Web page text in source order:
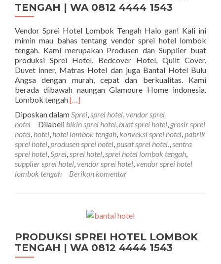
TENGAH | WA 0812 4444 1543
Vendor Sprei Hotel Lombok Tengah Halo gan! Kali ini
mimin mau bahas tentang vendor sprei hotel lombok
tengah. Kami merupakan Produsen dan Supplier buat
produksi Sprei Hotel, Bedcover Hotel, Quilt Cover,
Duvet inner, Matras Hotel dan juga Bantal Hotel Bulu
Angsa dengan murah, cepat dan berkualitas. Kami
berada dibawah naungan Glamoure Home indonesia.
Lombok tengahSelengkapnya tentangVENDOR SPREI
[…]
Diposkan dalamSprei,sprei hotel,vendor sprei
hotel
Dilabeli bikin sprei hotel, buat sprei hotel, grosir sprei
hotel, hotel, hotel lombok tengah, konveksi sprei hotel,pabrik
sprei hotel,produsen sprei hotel,pusat sprei hotel.,sentra
sprei hotel,Sprei,sprei hotel,sprei hotel lombok tengah,
supplier sprei hotel,vendor sprei hotel,vendor sprei hotel
lombok tengah
Berikan komentar
PRODUKSI SPREI HOTEL LOMBOK
TENGAH | WA 0812 4444 1543